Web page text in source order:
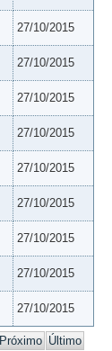
27/10/2015
27/10/2015
27/10/2015
27/10/2015
27/10/2015
27/10/2015
27/10/2015
27/10/2015
27/10/2015
Próximo Último